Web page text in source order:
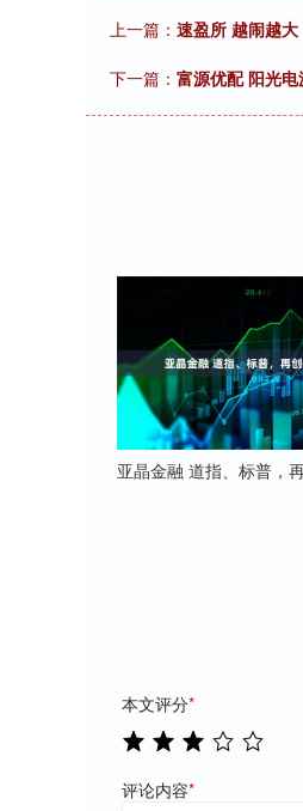
上一篇： 速盈所 越闹越
下一篇： 富源优配 阳光
亚晶金融 道指、标普，
本文评分*
评论内容*